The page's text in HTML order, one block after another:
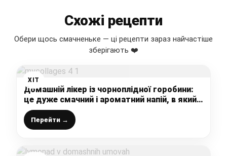
Схожі рецепти
Обери щось смачненьке — ці рецепти зараз найчастіше
зберігають ❤️
ХІТ
Домашній лікер із чорноплідної горобини:
це дуже смачний і ароматний напій, в який
я закохалась
Перейти →